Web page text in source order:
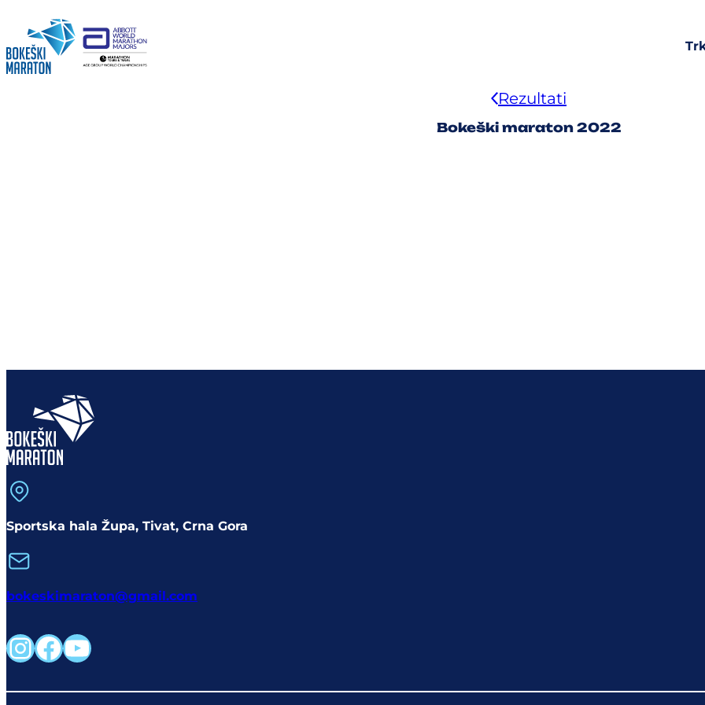
sadržaj
Rezultati
Bokeški maraton 2022
Sportska hala Župa, Tivat, Crna Gora
bokeskimaraton@gmail.com
Instagram
Facebook
YouTube